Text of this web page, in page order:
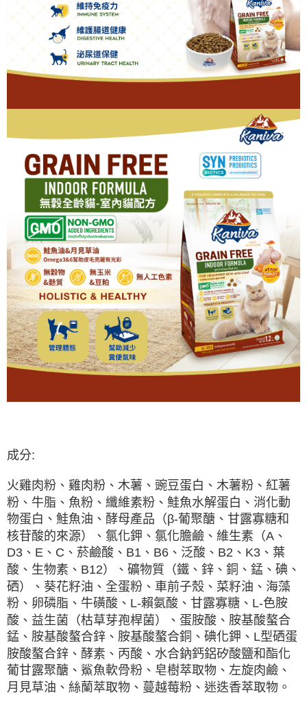
成分:
火雞肉粉、雞肉粉、木薯、豌豆蛋白、木薯粉、紅薯
粉、牛脂、魚粉、纖維素粉、鮭魚水解蛋白、消化動
物蛋白、鮭魚油、酵母產品（β-葡聚醣、甘露寡糖和
核苷酸的來源）、氯化鉀、氯化膽鹼、維生素（A、
D3、E、C、菸鹼酸、B1、B6、泛酸、B2、K3、葉
酸、生物素、B12）、礦物質（鐵、鋅、銅、錳、碘、
硒）、葵花籽油、全蛋粉、車前子殼、菜籽油、海藻
粉、卵磷脂、牛磺酸、L-賴氨酸、甘露寡糖、L-色胺
酸、益生菌（枯草芽孢桿菌）、蛋胺酸、胺基酸螯合
錳、胺基酸螯合鋅、胺基酸螯合銅、碘化鉀、L型硒蛋
胺酸螯合鋅、酵素、丙酸、水合鈉鈣​​鋁矽酸鹽和酯化
葡甘露聚醣、鯊魚軟骨粉、皂樹萃取物、左旋肉鹼、
月見草油、絲蘭萃取物、蔓越莓粉、迷迭香萃取物 。